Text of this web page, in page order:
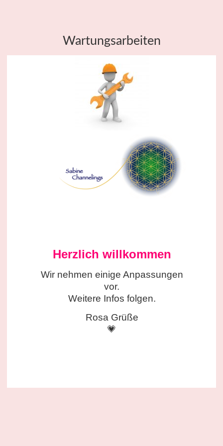
Wartungsarbeiten
Herzlich willkommen
Wir nehmen einige Anpassungen
vor.
Weitere Infos folgen.
Rosa Grüße
💗